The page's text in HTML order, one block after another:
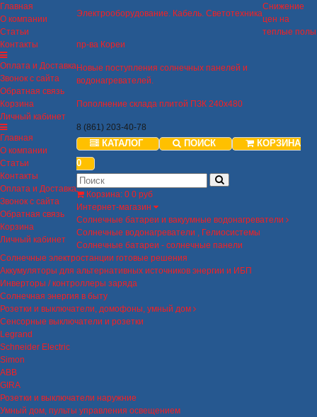
Главная
О компании
Статьи
Контакты
Оплата и Доставка
Звонок с сайта
Обратная связь
Корзина
Личный кабинет
Главная
О компании
Статьи
Контакты
Оплата и Доставка
Звонок с сайта
Обратная связь
Корзина
Личный кабинет
Электрооборудование. Кабель. Светотехника
Снижение
цен на
теплые полы
пр-ва Кореи
Новые поступления солнечных панелей и
водонагревателей.
Пополнение склада плитой ПЗК 240х480
8 (861) 203-40-78
КАТАЛОГ ПОИСК
КОРЗИНА
0
Корзина: 0 0 руб
Интернет-магазин
Солнечные батареи и вакуумные водонагреватели
Солнечные водонагреватели , Гелиосистемы
Солнечные батареи - солнечные панели
Солнечные электростанции готовые решения
Аккумуляторы для альтернативных источников энергии и ИБП
Инверторы / контроллеры заряда
Солнечная энергия в быту
Розетки и выключатели, домофоны, умный дом
Сенсорные выключатели и розетки
Legrand
Schneider Electric
Simon
ABB
GIRA
Розетки и выключатели наружние
Умный дом, пульты управления освещением